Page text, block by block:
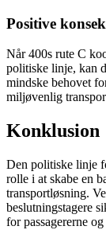
Positive
Når 400s rute C
politiske linje, kan
mindske behovet
miljøvenlig
Konklusion
Den politiske linje
rolle i at skabe en
transportløsning.
beslutningstagere
for passagererne